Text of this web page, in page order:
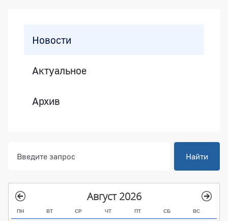
Новости
Актуальное
Архив
Найти
Август 2026
ПН ВТ СР ЧТ ПТ СБ ВС